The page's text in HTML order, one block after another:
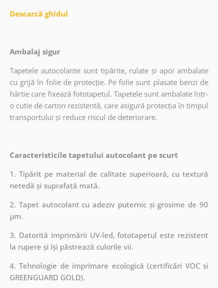
Descarcă ghidul
Ambalaj sigur
Tapetele autocolante sunt tipărite, rulate și apoi ambalate
cu grijă în folie de protecție. Pe folie sunt plasate benzi de
hârtie care fixează fototapetul. Tapetele sunt ambalate într-
o cutie de carton rezistentă, care asigură protecția în timpul
transportului și reduce riscul de deteriorare.
Caracteristicile tapetului autocolant pe scurt
1. Tipărit pe material de calitate superioară, cu textură
netedă și suprafață mată.
2. Tapet autocolant cu adeziv puternic și grosime de 90
µm.
3. Datorită imprimării UV-led, fototapetul este rezistent
la rupere și își păstrează culorile vii.
4. Tehnologie de imprimare ecologică (certificări VOC și
GREENGUARD GOLD).